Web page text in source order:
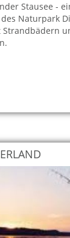
Stausee -
Naturpark